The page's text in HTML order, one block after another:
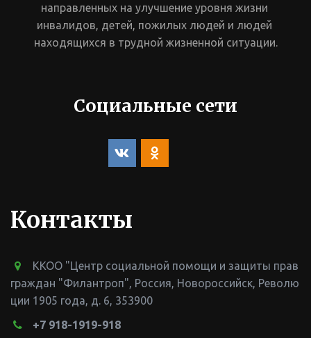
направленных на улучшение уровня жизни
инвалидов, детей, пожилых людей и людей
находящихся в трудной жизненной ситуации.
Социальные сети
Контакты
ККОО "Центр социальной помощи и защиты прав
граждан "Филантроп", Россия, Новороссийск, Револю
ции 1905 года, д. 6, 353900
+7 918-1919-918